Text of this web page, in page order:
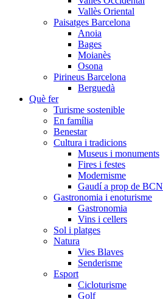
Vallès Oriental
Paisatges Barcelona
Anoia
Bages
Moianès
Osona
Pirineus Barcelona
Berguedà
Què fer
Turisme sostenible
En família
Benestar
Cultura i tradicions
Museus i monuments
Fires i festes
Modernisme
Gaudí a prop de BCN
Gastronomia i enoturisme
Gastronomia
Vins i cellers
Sol i platges
Natura
Vies Blaves
Senderisme
Esport
Cicloturisme
Golf